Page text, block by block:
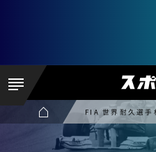
FIA 世界耐久選